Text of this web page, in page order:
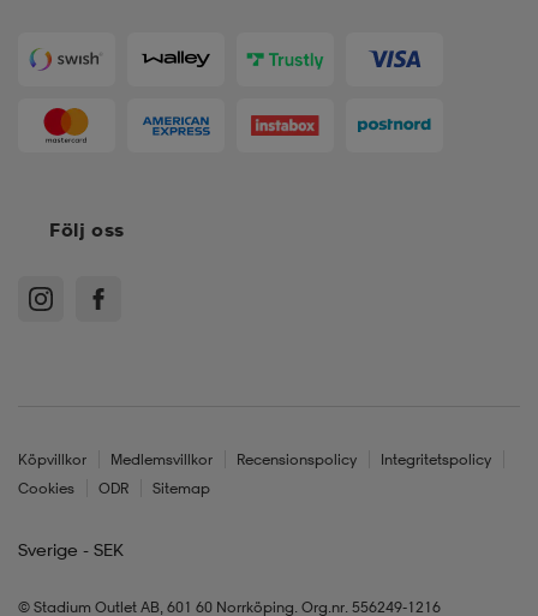
Följ oss
Köpvillkor Medlemsvillkor Recensionspolicy
Integritetspolicy
Cookies
ODR Sitemap
Sverige - SEK
© Stadium Outlet AB, 601 60 Norrköping. Org.nr. 556249-1216